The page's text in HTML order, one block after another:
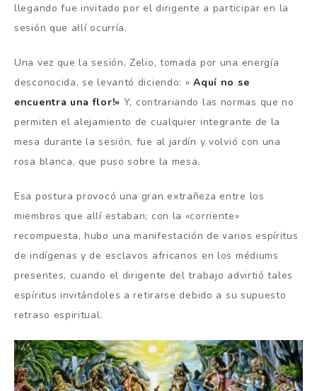
llegando fue invitado por el dirigente a participar en la
sesión que allí ocurría.
Una vez que la sesión, Zelio, tomada por una energía
desconocida, se levantó diciendo: »Aquí no se
encuentra una flor!» Y, contrariando las normas que no
permiten el alejamiento de cualquier integrante de la
mesa durante la sesión, fue al jardín y volvió con una
rosa blanca, que puso sobre la mesa.
Esa postura provocó una gran extrañeza entre los
miembros que allí estaban; con la «corriente»
recompuesta, hubo una manifestación de varios espíritus
de indígenas y de esclavos africanos en los médiums
presentes, cuando el dirigente del trabajo advirtió tales
espíritus invitándoles a retirarse debido a su supuesto
retraso espiritual.